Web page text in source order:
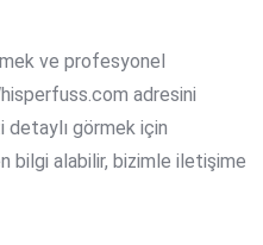
ve profesyonel
adresini
detaylı görmek için
bilgi alabilir, bizimle iletişime